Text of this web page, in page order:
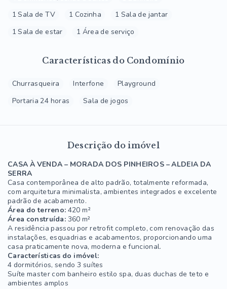
1 Sala de TV
1 Cozinha
1 Sala de jantar
1 Sala de estar
1 Área de serviço
Características do Condomínio
Churrasqueira Interfone
Playground
Portaria 24 horas
Sala de jogos
Descrição do imóvel
CASA À VENDA – MORADA DOS PINHEIROS – ALDEIA DA
SERRA
Casa contemporânea de alto padrão, totalmente reformada,
com arquitetura minimalista, ambientes integrados e excelente
padrão de acabamento.
Área do terreno: 420 m²
Área construída: 360 m²
A residência passou por retrofit completo, com renovação das
instalações, esquadrias e acabamentos, proporcionando uma
casa praticamente nova, moderna e funcional.
Características do imóvel:
4 dormitórios, sendo 3 suítes
Suíte master com banheiro estilo spa, duas duchas de teto e
ambientes amplos